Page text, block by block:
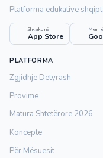
Platforma edukative
Shkarko në
App Store
Merr në
PLATFORMA
Zgjidhje Detyrash
Provime
Matura Shtetërore 2026
Koncepte
Për Mësuesit